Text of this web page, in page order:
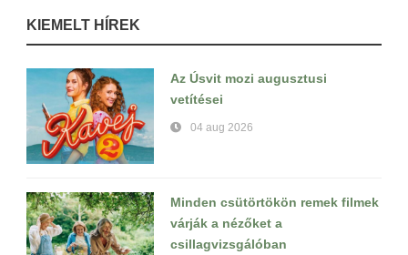
KIEMELT HÍREK
Az Úsvit mozi augusztusi
vetítései
04 aug 2026
Minden csütörtökön remek filmek
várják a nézőket a
csillagvizsgálóban